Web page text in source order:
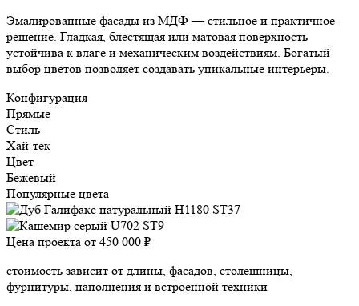
Эмалированные фасады из МДФ — стильное и практичное
решение. Гладкая, блестящая или матовая поверхность
устойчива к влаге и механическим воздействиям. Богатый
выбор цветов позволяет создавать уникальные интерьеры.
Конфигурация
Прямые
Стиль
Хай-тек
Цвет
Бежевый
Популярные цвета
Цена проекта от 450 000 ₽
стоимость зависит от длины, фасадов, столешницы,
фурнитуры, наполнения и встроенной техники